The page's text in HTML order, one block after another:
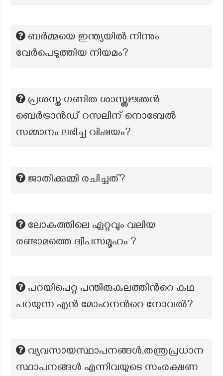
ബർമ്മയെ ഇന്ത്യയിൽ നിന്നും
വേർപെടുത്തിയ നിയമം?
പ്രശസ്ത ഗണിത ശാസ്ത്രജ്ഞൻ
ബെർട്രാൻഡ് റസലിന് നൊബേൽ
സമ്മാനം ലഭിച്ച വിഷയം?
ജാതിക്കുമ്മി രചിച്ചത്?
ലോകത്തിലെ ഏറ്റവും വലിയ
രണ്ടാമത്തെ ദ്വീപസമൂഹം ?
പറയിപെറ്റ പന്തിരുകുലത്തിന്‍റെ കഥ
പറയുന്ന എൻ മോഹനന്‍റെ നോവൽ?
വ്യവസായസ്ഥാപനങ്ങൾ,തന്ത്രപ്രധാന
സ്ഥാപനങ്ങൾ എന്നിവയുടെ സംരക്ഷണ